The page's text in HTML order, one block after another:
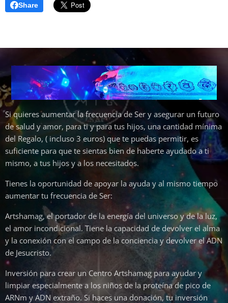
Share
Si quieres aumentar la frecuencia de Ser y asegurar un futuro
de salud y amor, para ti y para tus hijos, una cantidad mínima
del Regalo, ( incluso 3 euros) que te puedas permitir, es
suficiente para que te sientas bien de haberte ayudado a ti
mismo, a tus hijos y a los necesitados.
Tienes la oportunidad de apoyar la ayuda y al mismo tiempo
aumentar tu frecuencia de Ser:
Artshamag, el portador de la energía del universo y de la luz,
el amor incondicional. Tiene la capacidad de devolver el alma
y la conexión con el campo de la conciencia y devolver el ADN
de Jesucristo.
Inversión para crear un Centro Artshamag para ayudar y
limpiar especialmente a los niños de la proteína de pico de
ARNm y ADN extraño. Si haces una donación, tu inversión